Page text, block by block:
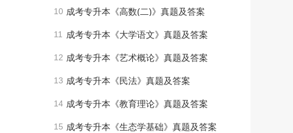
10 成考专升本《高数(二)》真题及答案
11 成考专升本《大学语文》真题及答案
12 成考专升本《艺术概论》真题及答案
13 成考专升本《民法》真题及答案
14 成考专升本《教育理论》真题及答案
15 成考专升本《生态学基础》真题及答案